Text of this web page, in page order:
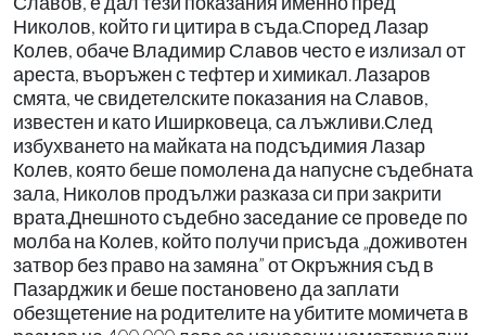
Николов, който ги цитира в съда.Според Лазар
Колев, обаче Владимир Славов често е излизал от
ареста, въоръжен с тефтер и химикал. Лазаров
смята, че свидетелските показания на Славов,
известен и като Иширковеца, са лъжливи.След
избухването на майката на подсъдимия Лазар
Колев, която беше помолена да напусне съдебната
зала, Николов продължи разказа си при закрити
врата.Днешното съдебно заседание се проведе по
молба на Колев, който получи присъда „доживотен
затвор без право на замяна” от Окръжния съд в
Пазарджик и беше постановено да заплати
обезщетение на родителите на убитите момичета в